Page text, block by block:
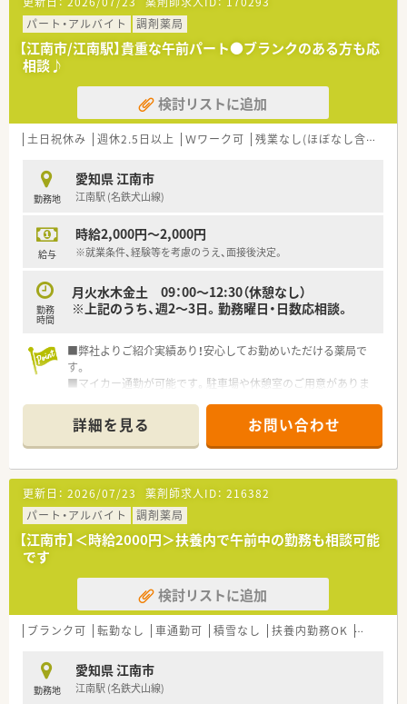
パート・アルバイト
調剤薬局
【江南市/江南駅】貴重な午前パート●ブランクのある方も応
相談♪
検討リストに追加
土日祝休み 週休2.5日以上 Ｗワーク可 残業なし(ほぼなし含む)
勤務地
愛知県 江南市
江南駅 (名鉄犬山線)
給与
時給2,000円～2,000円
※就業条件、経験等を考慮のうえ、面接後決定。
勤務
時間
月火水木金土 09：00～12:30（休憩なし）
※上記のうち、週2～3日。勤務曜日・日数応相談。
■弊社よりご紹介実績あり！安心してお勤めいただける薬局で
す。
■マイカー通勤が可能です。駐車場や休憩室のご用意がありま
詳細を見る お問い合わせ
更新日： 2026/07/23 薬剤師求人ID： 216382
パート・アルバイト
調剤薬局
【江南市】＜時給2000円＞扶養内で午前中の勤務も相談可能
です
検討リストに追加
ブランク可 転勤なし 車通勤可 積雪なし 扶養内勤務OK シフト制
勤務地
愛知県 江南市
江南駅 (名鉄犬山線)